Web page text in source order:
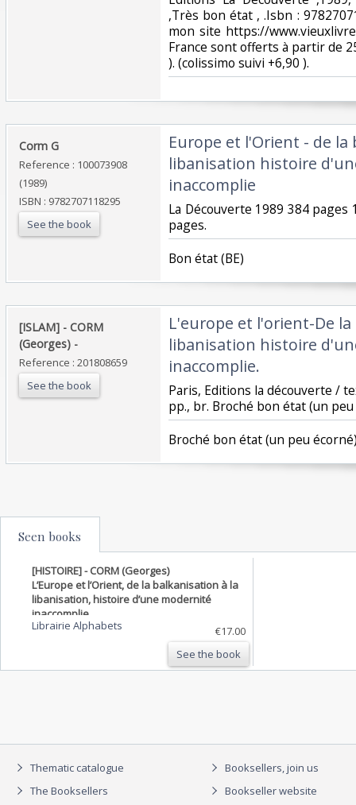
,Très bon état , .Isbn :
mon site https://
France sont offerts à partir de
). (colissimo suivi +6,90 ).‎
‎Corm G‎
Reference : 100073908
(1989)
ISBN : 9782707118295
See the book
‎Europe et l'Orient - de
libanisation histoire
inaccomplie‎
‎La Découverte 1989 384 pages
pages.‎
‎Bon état (BE)‎
‎[ISLAM] - CORM
(Georges) - ‎
Reference : 201808659
See the book
‎L'europe et l'orient-De
libanisation histoire
inaccomplie. ‎
‎Paris, Editions la découverte /
pp., br. Broché bon état (un
‎Broché bon état (un peu
Seen books
[HISTOIRE] - CORM (Georges)
L’Europe et l’Orient, de la balkanisation à la
libanisation, histoire d’une modernité
inaccomplie.
Librairie Alphabets
€17.00
See the book
Thematic catalogue
The Booksellers
Booksellers, join us
Bookseller website